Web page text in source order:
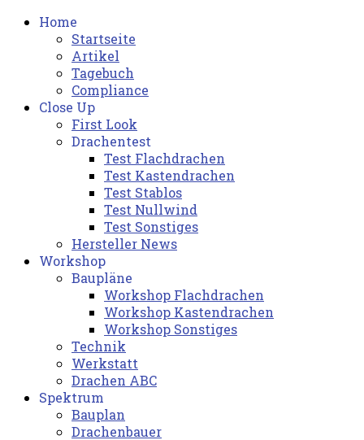
Home
Startseite
Artikel
Tagebuch
Compliance
Close Up
First Look
Drachentest
Test Flachdrachen
Test Kastendrachen
Test Stablos
Test Nullwind
Test Sonstiges
Hersteller News
Workshop
Baupläne
Workshop Flachdrachen
Workshop Kastendrachen
Workshop Sonstiges
Technik
Werkstatt
Drachen ABC
Spektrum
Bauplan
Drachenbauer